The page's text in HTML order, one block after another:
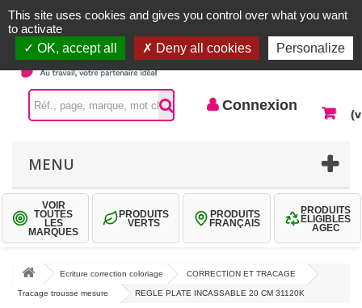
Contactez-nous
Connexion
MENU
VOIR
TOUTES
LES
MARQUES
PRODUITS
VERTS
PRODUITS
FRANÇAIS
PRODUITS
ÉLIGIBLES
AGEC
Ecriture correction coloriage CORRECTION ET TRACAGE
Tracage trousse mesure REGLE PLATE INCASSABLE 20 CM 31120K
This site uses cookies and gives you control over what you want
to activate
OK, accept all
Deny all cookies Personalize